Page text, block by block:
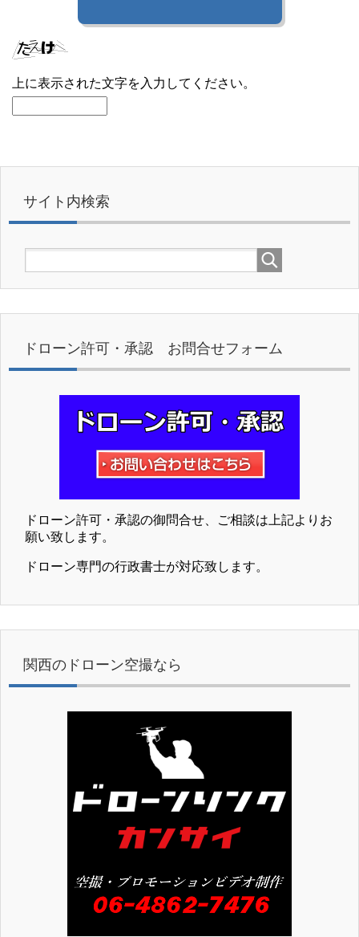
上に表示された文字を入力してください。
サイト内検索
ドローン許可・承認 お問合せフォーム
ドローン許可・承認の御問合せ、ご相談は上記よりお
願い致します。
ドローン専門の行政書士が対応致します。
関西のドローン空撮なら